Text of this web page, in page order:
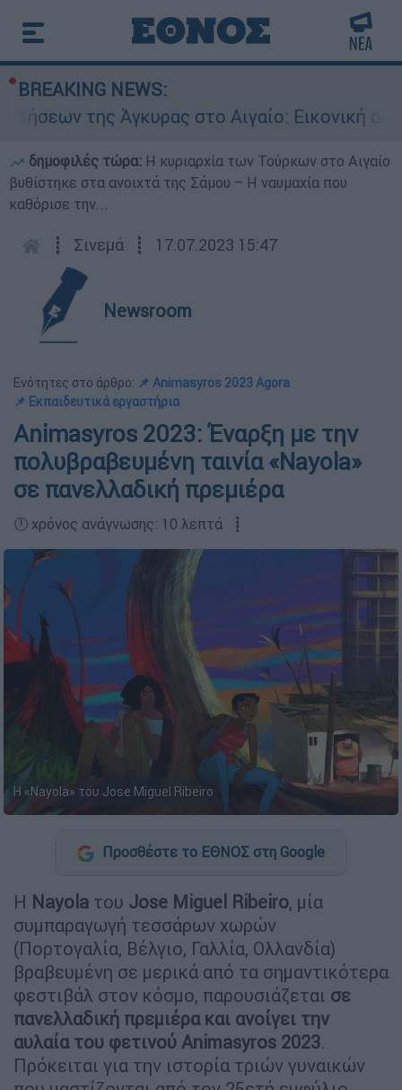
BREAKING NEWS:
στο Αιγαίο: Εικονική αερομαχία
δημοφιλές τώρα: Η κυριαρχία των Τούρκων στο Αιγαίο
βυθίστηκε στα ανοιχτά της Σάμου – Η ναυμαχία που
καθόρισε την...
┋ Σινεμά ┋ 17.07.2023 15:47
Newsroom
Ενότητες στο άρθρο: 📌 Animasyros 2023 Agora
📌 Εκπαιδευτικά εργαστήρια
Animasyros 2023: Έναρξη με την
πολυβραβευμένη ταινία «Nayola»
σε πανελλαδική πρεμιέρα
🕛 χρόνος ανάγνωσης: 10 λεπτά ┋
Η «Nayola» του Jose Miguel Ribeiro
Προσθέστε το ΕΘΝΟΣ στη Google
Η Nayola του Jose Miguel Ribeiro, μία
συμπαραγωγή τεσσάρων χωρών
(Πορτογαλία, Βέλγιο, Γαλλία, Ολλανδία)
βραβευμένη σε μερικά από τα σημαντικότερα
φεστιβάλ στον κόσμο, παρουσιάζεται σε
πανελλαδική πρεμιέρα και ανοίγει την
αυλαία του φετινού Animasyros 2023.
Πρόκειται για την ιστορία τριών γυναικών